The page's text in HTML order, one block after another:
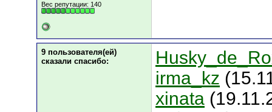
Вес репутации: 140
9 пользователя(ей)
сказали cпасибо:
irma_kz
xinata